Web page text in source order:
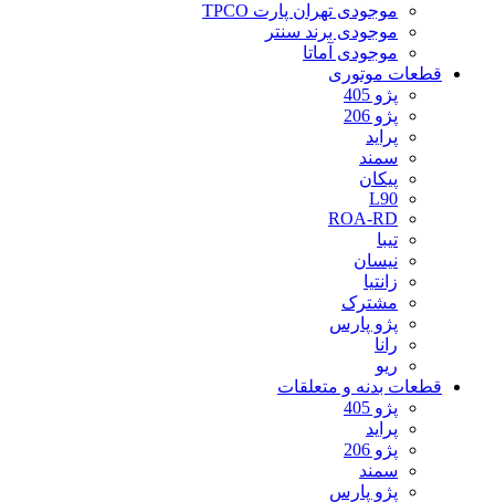
موجودی تهران پارت TPCO
موجودی برند سنتر
موجودی آماتا
قطعات موتوری
پژو 405
پژو 206
پراید
سمند
پیکان
L90
ROA-RD
تیبا
نیسان
زانتیا
مشترک
پژو پارس
رانا
ریو
قطعات بدنه و متعلقات
پژو 405
پراید
پژو 206
سمند
پژو پارس